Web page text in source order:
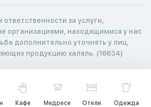
за услуги,
организациями, находящимися у нас
дополнительно уточнять у лиц,
продукцию халяль. (16634)
Кафе Медресе Отели Одежда